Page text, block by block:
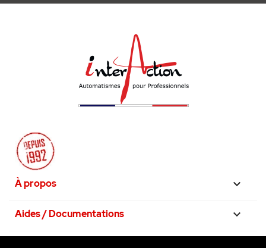
À propos 
Aides / Documentations 